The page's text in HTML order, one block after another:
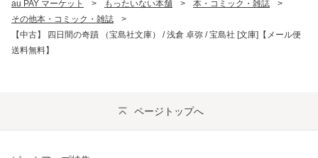
au PAY マーケット > もったいない本舗 > 本・コミック・雑誌
>
その他本・コミック・雑誌
>
【中古】 四日間の奇蹟 （宝島社文庫） / 浅倉 卓弥 / 宝島社 [文庫]【メール便
送料無料】
ページトップへ